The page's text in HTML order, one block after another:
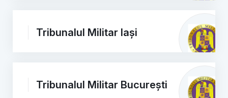
Tribunalul Militar Iași
Tribunalul Militar București